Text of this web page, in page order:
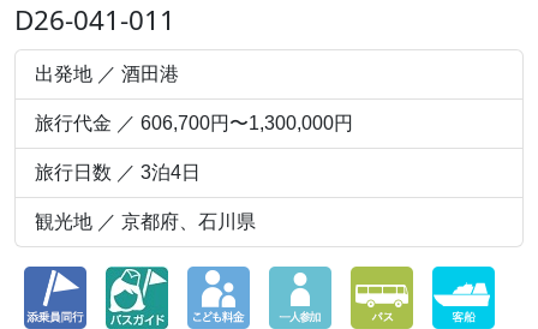
D26-041-011
出発地 ／ 酒田港
旅行代金 ／ 606,700円〜1,300,000円
旅行日数 ／ 3泊4日
観光地 ／ 京都府、石川県